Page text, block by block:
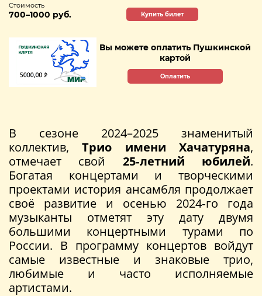
Стоимость
700–1000 руб. Купить билет
Вы можете оплатить Пушкинской
картой
Оплатить
В сезоне 2024–2025 знаменитый
коллектив,Трио имени Хачатуряна,
отмечает свой 25‑летний юбилей.
Богатая концертами и творческими
проектами история ансамбля продолжает
своё развитие и осенью 2024‑го года
музыканты отметят эту дату двумя
большими концертными турами по
России. В программу концертов войдут
самые известные и знаковые трио,
любимые и часто исполняемые
артистами.